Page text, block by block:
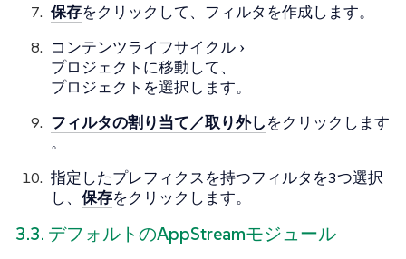
保存をクリックして、フィルタを作成します。
コンテンツライフサイクル
プロジェクト に移動して、
プロジェクトを選択します。
フィルタの割り当て／取り外しをクリックします
。
指定したプレフィクスを持つフィルタを3つ選択
し、 保存をクリックします。
3.3. デフォルトのAppStreamモジュール